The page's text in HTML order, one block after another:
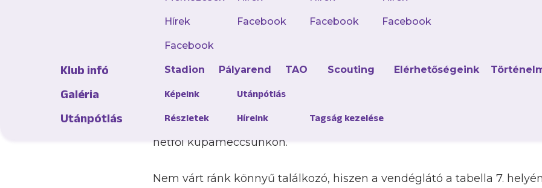
Hírek
Facebook
Facebook Facebook Facebook
Klub infó Stadion Pályarend TAO Scouting Elérhetőségeink
Galéria Képeink Utánpótlás
Utánpótlás Részletek Híreink Tagság kezelése
Az előző idényben ezüstérmes, jelenleg a felsőházba jutásért harcoló
vendégeként vívta a 2025-ös év utolsó idegenbeli mérkőzését a
csapatunk, amely szerette volna megőrizni immár 11 mérkőzésből álló
Németh Péter dolgát ebben segítette, hogy ezúttal mindenki
ezúttal két kapus, Kinics Bálint és Vörösmarty Péter maradtak ki, akik
hétfői kupameccsünkön.
Nem várt ránk könnyű találkozó, hiszen a vendéglátó a tabella 7.